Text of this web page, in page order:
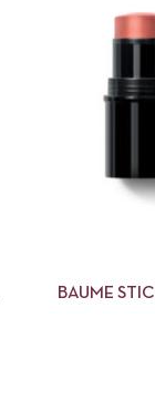
BAUME